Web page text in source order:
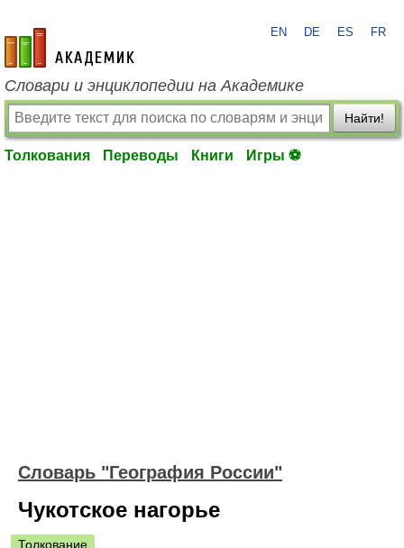
academic.ru
EN DE ES FR
Словари и энциклопедии на Академике
Найти!
Толкования Переводы Книги Игры ⚽
Словарь "География России"
Чукотское нагорье
Толкование